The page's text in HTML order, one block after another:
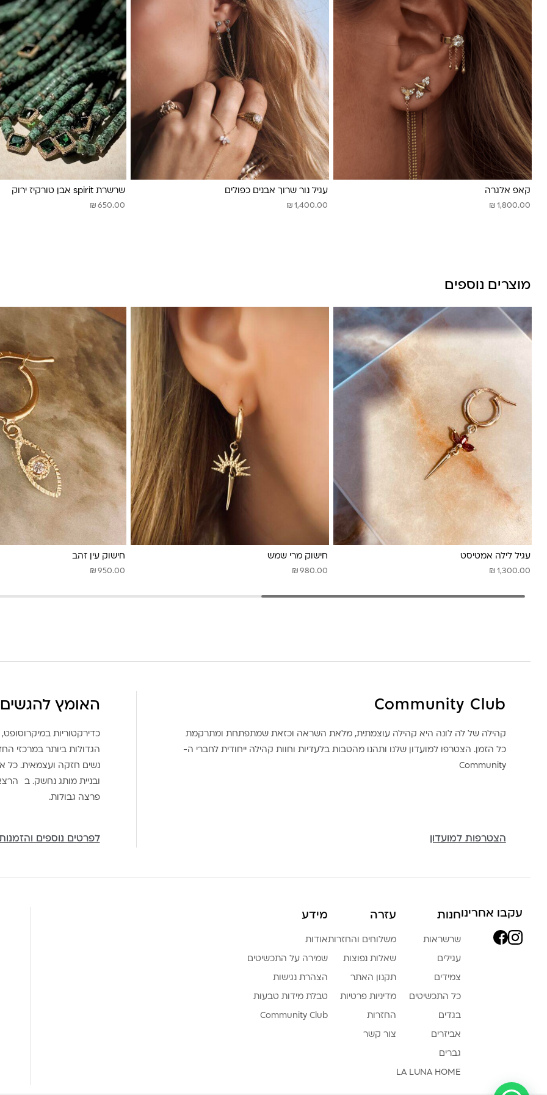
קאפ אלגרה
₪ 1,800.00
עגיל נור שרוך אבנים כפולים
₪ 1,400.00
שרשרת spirit אבן טורקיז ירוק
₪ 650.00
מוצרים נוספים
עגיל לילה אמטיסט
₪ 1,300.00
חישוק מרי שמש
₪ 980.00
חישוק עין זהב
₪ 950.00
Community Club
קהילה של לה לונה היא קהילה עוצמתית, מלאת השראה וכזאת שמתפתחת ומתרקמת
כל הזמן. הצטרפו למועדון שלנו ותהנו מהטבות בלעדיות וחוות קהילה ייחודית לחברי ה-
Community
הצטרפות למועדון
האומץ
כדירקטוריות
הגדולות ביותר במרכזי
נשים חזקה ועצמאית. כל
ובניית מותג נחשק. ב
פרצה גבולות.
לפרטים נוספים
עקבו אחרינוחנות
שרשראות
עגילים
צמידים
כל התכשיטים
בגדים
אביזרים
גברים
LA LUNA HOME
עזרה
משלוחים והחזרות
שאלות נפוצות
תקנון האתר
מדיניות פרטיות
החזרות
צור קשר
מידע
אודות
שמירה על התכשיטים
הצהרת נגישות
טבלת מידות טבעות
Community Club